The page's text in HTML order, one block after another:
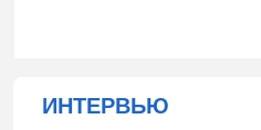
ИНТЕРВЬЮ